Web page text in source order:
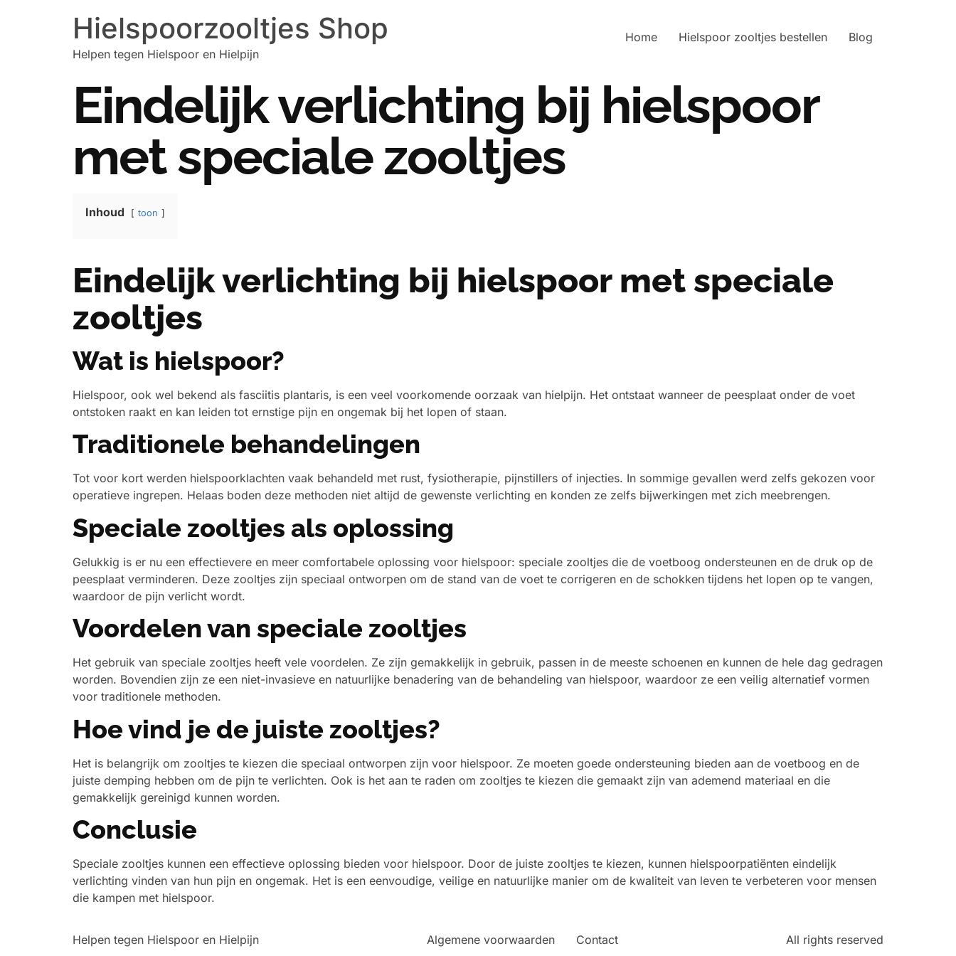
Hielspoorzooltjes Shop
Helpen tegen Hielspoor en Hielpijn
Home Hielspoor zooltjes bestellen Blog
Eindelijk verlichting bij hielspoor
met speciale zooltjes
Inhoud toon
Eindelijk verlichting bij hielspoor met speciale
zooltjes
Wat is hielspoor?
Hielspoor, ook wel bekend als fasciitis plantaris, is een veel voorkomende oorzaak van hielpijn. Het ontstaat wanneer de peesplaat onder de voet
ontstoken raakt en kan leiden tot ernstige pijn en ongemak bij het lopen of staan.
Traditionele behandelingen
Tot voor kort werden hielspoorklachten vaak behandeld met rust, fysiotherapie, pijnstillers of injecties. In sommige gevallen werd zelfs gekozen voor
operatieve ingrepen. Helaas boden deze methoden niet altijd de gewenste verlichting en konden ze zelfs bijwerkingen met zich meebrengen.
Speciale zooltjes als oplossing
Gelukkig is er nu een effectievere en meer comfortabele oplossing voor hielspoor: speciale zooltjes die de voetboog ondersteunen en de druk op de
peesplaat verminderen. Deze zooltjes zijn speciaal ontworpen om de stand van de voet te corrigeren en de schokken tijdens het lopen op te vangen,
waardoor de pijn verlicht wordt.
Voordelen van speciale zooltjes
Het gebruik van speciale zooltjes heeft vele voordelen. Ze zijn gemakkelijk in gebruik, passen in de meeste schoenen en kunnen de hele dag gedragen
worden. Bovendien zijn ze een niet-invasieve en natuurlijke benadering van de behandeling van hielspoor, waardoor ze een veilig alternatief vormen
voor traditionele methoden.
Hoe vind je de juiste zooltjes?
Het is belangrijk om zooltjes te kiezen die speciaal ontworpen zijn voor hielspoor. Ze moeten goede ondersteuning bieden aan de voetboog en de
juiste demping hebben om de pijn te verlichten. Ook is het aan te raden om zooltjes te kiezen die gemaakt zijn van ademend materiaal en die
gemakkelijk gereinigd kunnen worden.
Conclusie
Speciale zooltjes kunnen een effectieve oplossing bieden voor hielspoor. Door de juiste zooltjes te kiezen, kunnen hielspoorpatiënten eindelijk
verlichting vinden van hun pijn en ongemak. Het is een eenvoudige, veilige en natuurlijke manier om de kwaliteit van leven te verbeteren voor mensen
die kampen met hielspoor.
Helpen tegen Hielspoor en Hielpijn Algemene voorwaarden Contact All rights reserved